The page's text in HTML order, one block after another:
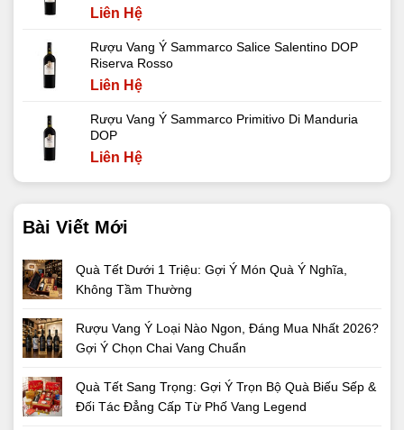
Liên Hệ
Rượu Vang Ý Sammarco Salice Salentino DOP
Riserva Rosso
Liên Hệ
Rượu Vang Ý Sammarco Primitivo Di Manduria
DOP
Liên Hệ
Bài Viết Mới
Quà Tết Dưới 1 Triệu: Gợi Ý Món Quà Ý Nghĩa,
Không Tầm Thường
Rượu Vang Ý Loại Nào Ngon, Đáng Mua Nhất 2026?
Gợi Ý Chọn Chai Vang Chuẩn
Quà Tết Sang Trọng: Gợi Ý Trọn Bộ Quà Biếu Sếp &
Đối Tác Đẳng Cấp Từ Phố Vang Legend